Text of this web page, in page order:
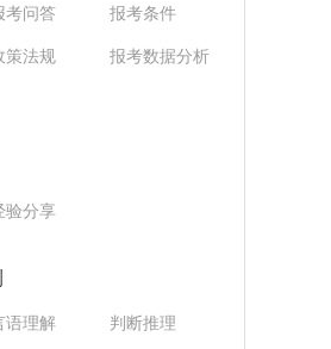
考问答 报考条件
策法规 报考数据分析
验分享
语理解 判断推理